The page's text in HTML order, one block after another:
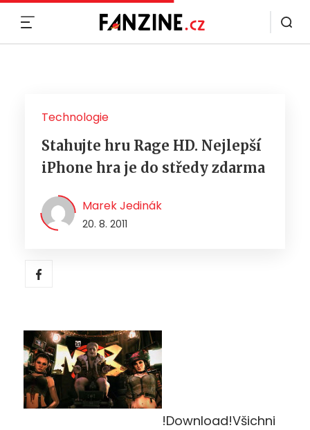
Technologie
Stahujte hru Rage HD. Nejlepší
iPhone hra je do středy zdarma
Marek Jedinák
20. 8. 2011
!Download!Všichni